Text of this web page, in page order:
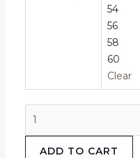
54
56
58
60
Clear
Юнити
ADD TO CART